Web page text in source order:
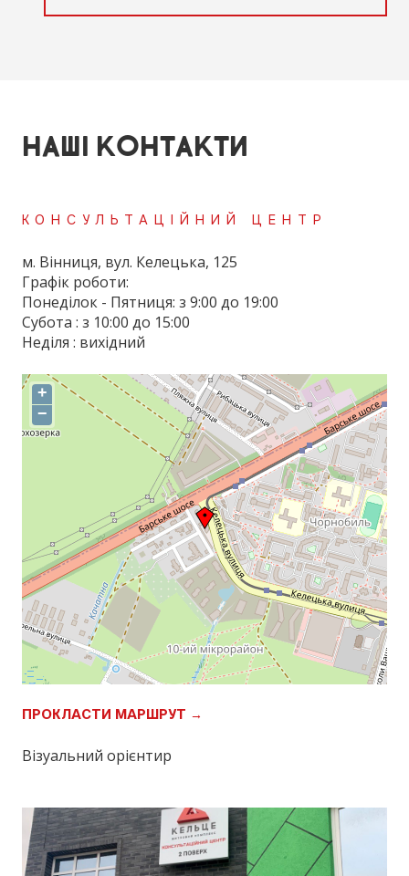
НАШІ КОНТАКТИ
КОНСУЛЬТАЦІЙНИЙ ЦЕНТР
м. Вінниця, вул. Келецька, 125
Графік роботи:
Понеділок - Пятниця: з 9:00 до 19:00
Субота : з 10:00 до 15:00
Неділя : вихідний
+
−
ПРОКЛАСТИ МАРШРУТ →
Візуальний орієнтир